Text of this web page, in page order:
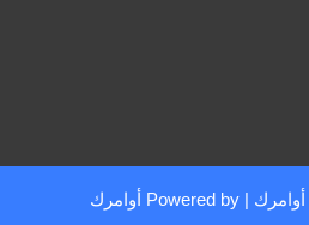
أوامرك أوامرك